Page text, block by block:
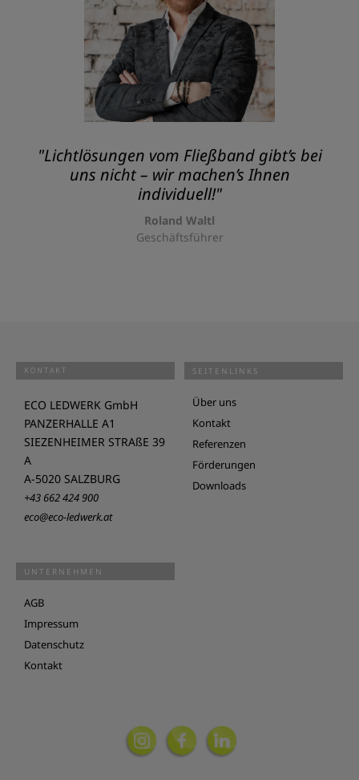
"Lichtlösungen vom Fließband gibt’s bei
uns nicht – wir machen’s Ihnen
individuell!"
Roland Waltl
Geschäftsführer
KONTAKT
ECO LEDWERK GmbH
PANZERHALLE A1
SIEZENHEIMER STRAßE 39
A
A-5020 SALZBURG
+43 662 424 900
eco@eco-ledwerk.at
SEITENLINKS
Über uns
Kontakt
Referenzen
Förderungen
Downloads
UNTERNEHMEN
AGB
Impressum
Datenschutz
Kontakt